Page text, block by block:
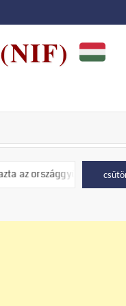
a tiszás ÁVH